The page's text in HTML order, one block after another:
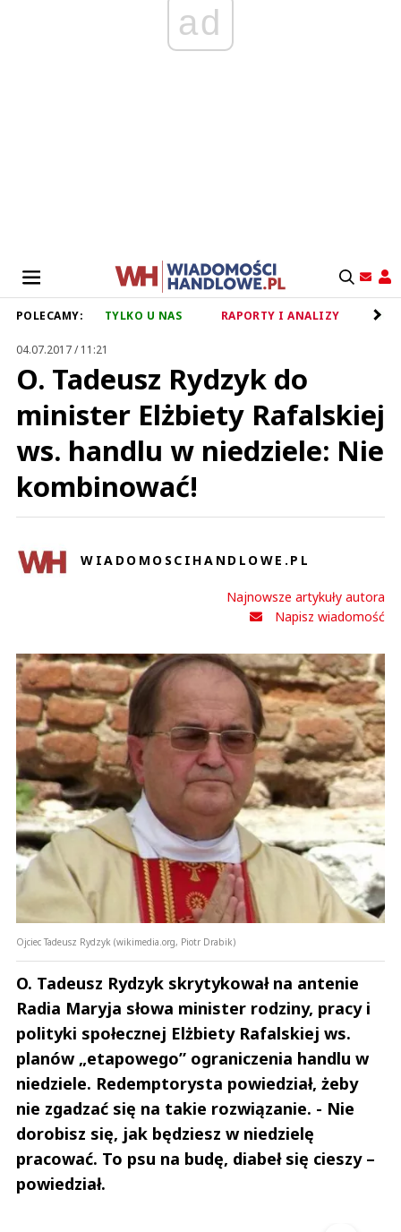
ad
POLECAMY: TYLKO U NAS RAPORTY I ANALIZY
04.07.2017 / 11:21
O. Tadeusz Rydzyk do
minister Elżbiety Rafalskiej
ws. handlu w niedziele: Nie
kombinować!
WIADOMOSCIHANDLOWE.PL
Najnowsze artykuły autora
Napisz wiadomość
Ojciec Tadeusz Rydzyk (wikimedia.org, Piotr Drabik)
O. Tadeusz Rydzyk skrytykował na antenie
Radia Maryja słowa minister rodziny, pracy i
polityki społecznej Elżbiety Rafalskiej ws.
planów „etapowego” ograniczenia handlu w
niedziele. Redemptorysta powiedział, żeby
nie zgadzać się na takie rozwiązanie. - Nie
dorobisz się, jak będziesz w niedzielę
pracować. To psu na budę, diabeł się cieszy –
powiedział.